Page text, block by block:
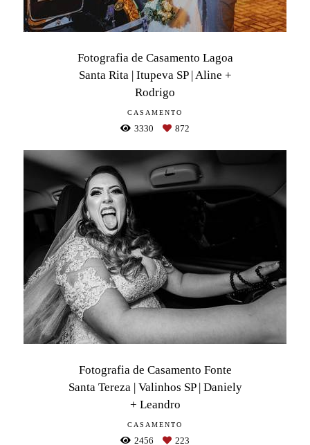
Fotografia de Casamento Lagoa
Santa Rita | Itupeva SP | Aline +
Rodrigo
CASAMENTO
3330 872
Fotografia de Casamento Fonte
Santa Tereza | Valinhos SP | Daniely
+ Leandro
CASAMENTO
2456 223